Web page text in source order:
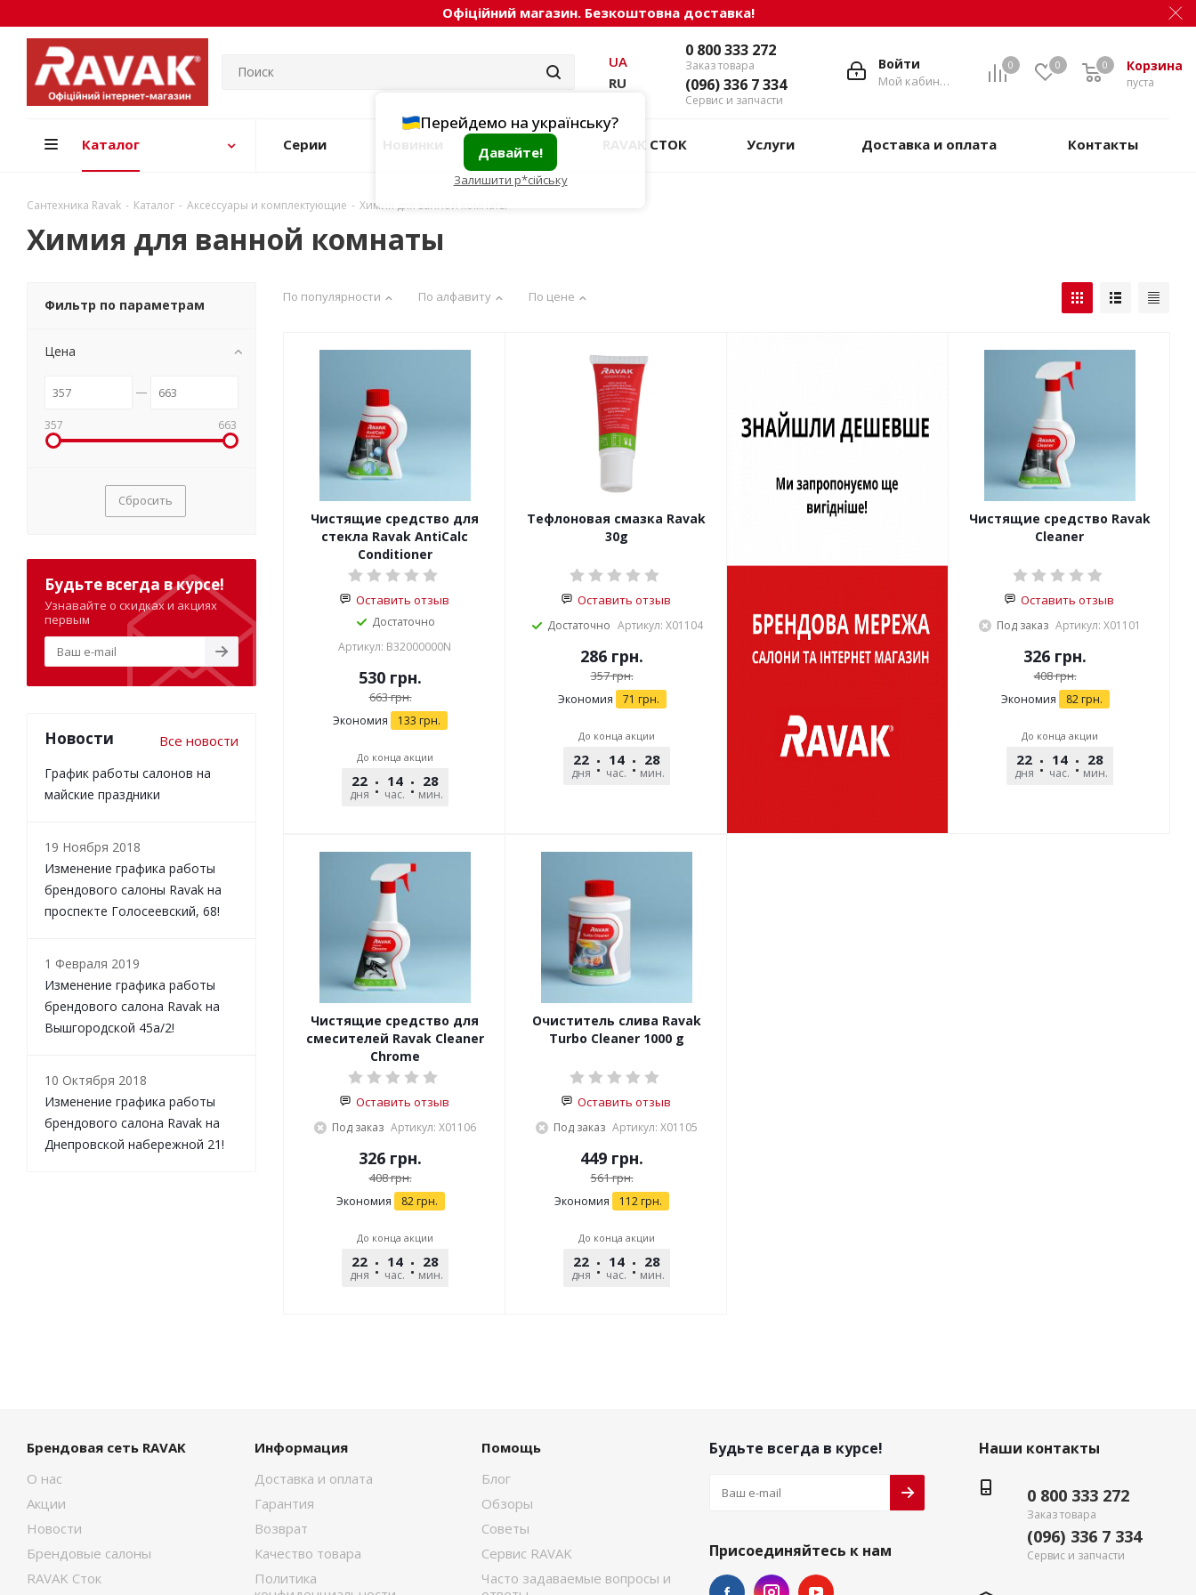
Офіційний магазин. Безкоштовна доставка!
0 0 Корзина
пуста
0
Войти
Мой кабинет
0 800 333 272
Заказ товара
(096) 336 7 334
Сервис и запчасти
UA
RU
Перейдемо на українську?
Давайте!
Залишити р*сійську
Каталог Серии Акции RAVAK СТОК Услуги Доставка и оплата Контакты
Сантехника Ravak - Каталог - Аксессуары и комплектующие - Химия для ванной комнаты
Химия для ванной комнаты
По популярности По алфавиту По цене
Чистящие средство для
стекла Ravak AntiCalc
Conditioner
Оставить отзыв
Достаточно
Артикул: B32000000N
530 грн.
663грн.
Экономия 133 грн.
До конца акции
22
дня
14
час.
28
мин.
Тефлоновая смазка Ravak
30g
Оставить отзыв
Достаточно Артикул: X01104
286 грн.
357грн.
Экономия 71 грн.
До конца акции
22
дня
14
час.
28
мин.
Чистящие средство Ravak
Cleaner
Оставить отзыв
Под заказ Артикул: X01101
326 грн.
408грн.
Экономия 82грн.
До конца акции
22
дня
14
час.
28
мин.
Чистящие средство для
смесителей Ravak Cleaner
Chrome
Оставить отзыв
Под заказ Артикул: X01106
326 грн.
408грн.
Экономия 82грн.
До конца акции
22
дня
14
час.
28
мин.
Очиститель слива Ravak
Turbo Cleaner 1000 g
Оставить отзыв
Под заказ Артикул: X01105
449 грн.
561грн.
Экономия 112 грн.
До конца акции
22
дня
14
час.
28
мин.
Фильтр по параметрам
Цена
357 663
Сбросить
Будьте всегда в курсе!
Узнавайте о скидках и акциях
первым
Новости Все новости
График работы салонов на
майские праздники
19 Ноября 2018
Изменение графика работы
брендового салоны Ravak на
проспекте Голосеевский, 68!
1 Февраля 2019
Изменение графика работы
брендового салона Ravak на
Вышгородской 45а/2!
10 Октября 2018
Изменение графика работы
брендового салона Ravak на
Днепровской набережной 21!
Брендовая сеть RAVAK
О нас
Акции
Новости
Брендовые салоны
RAVAK Сток
Информация
Доставка и оплата
Гарантия
Возврат
Качество товара
Политика
Помощь
Блог
Обзоры
Советы
Сервис RAVAK
Часто задаваемые вопросы и
Будьте всегда в курсе!
Присоединяйтесь к нам
Наши контакты
0 800 333 272
Заказ товара
(096) 336 7 334
Сервис и запчасти